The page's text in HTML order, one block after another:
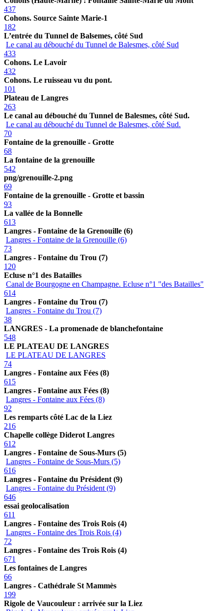
437
Cohons. Source Sainte Marie-1
182
L’entrée du Tunnel de Balsemes, côté Sud
Le canal au débouché du Tunnel de Balesmes, côté Sud
433
Cohons. Le Lavoir
432
Cohons. Le ruisseau vu du pont.
101
Plateau de Langres
263
Le canal au débouché du Tunnel de Balesmes, côté Sud.
Le canal au débouché du Tunnel de Balesmes, côté Sud.
70
Fontaine de la grenouille - Grotte
68
La fontaine de la grenouille
542
png/grenouille-2.png
69
Fontaine de la grenouille - Grotte et bassin
93
La vallée de la Bonnelle
613
Langres - Fontaine de la Grenouille (6)
Langres - Fontaine de la Grenouille (6)
73
Langres - Fontaine du Trou (7)
120
Ecluse n°1 des Batailles
Canal de Bourgogne en Champagne. Ecluse n°1 "des Batailles"
614
Langres - Fontaine du Trou (7)
Langres - Fontaine du Trou (7)
38
LANGRES - La promenade de blanchefontaine
548
LE PLATEAU DE LANGRES
LE PLATEAU DE LANGRES
74
Langres - Fontaine aux Fées (8)
615
Langres - Fontaine aux Fées (8)
Langres - Fontaine aux Fées (8)
92
Les remparts côté Lac de la Liez
216
Chapelle collège Diderot Langres
612
Langres - Fontaine de Sous-Murs (5)
Langres - Fontaine de Sous-Murs (5)
616
Langres - Fontaine du Président (9)
Langres - Fontaine du Président (9)
646
essai geolocalisation
611
Langres - Fontaine des Trois Rois (4)
Langres - Fontaine des Trois Rois (4)
72
Langres - Fontaine des Trois Rois (4)
671
Les fontaines de Langres
66
Langres - Cathédrale St Mammès
199
Rigole de Vaucouleur : arrivée sur la Liez